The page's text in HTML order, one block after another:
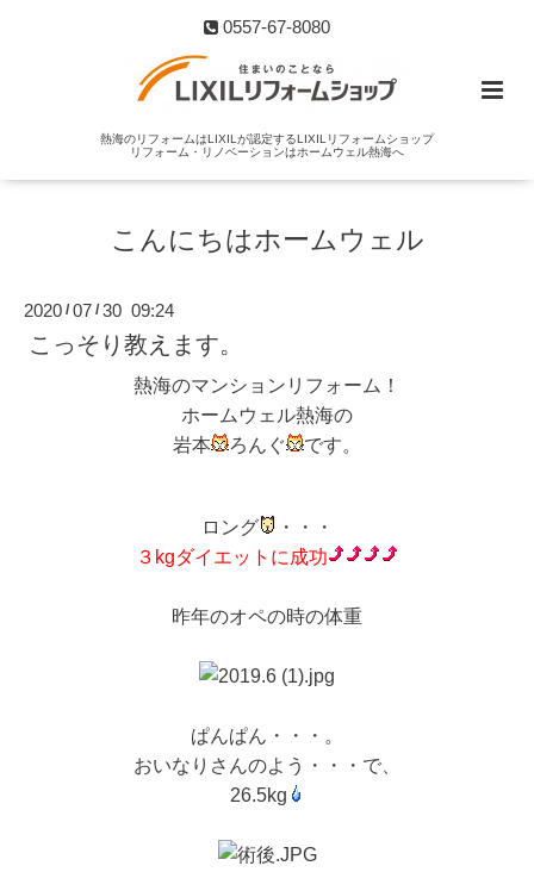
0557-67-8080
熱海のリフォームはLIXILが認定するLIXILリフォームショップ
リフォーム・リノベーションはホームウェル熱海へ
こんにちはホームウェル
2020 /07 /30 09:24
こっそり教えます。
熱海のマンションリフォーム！
ホームウェル熱海の
岩本
ろんぐ です。
ロング
・・・
３kgダイエットに成功
昨年のオペの時の体重
ぱんぱん・・・。
おいなりさんのよう・・・で、
26.5kg